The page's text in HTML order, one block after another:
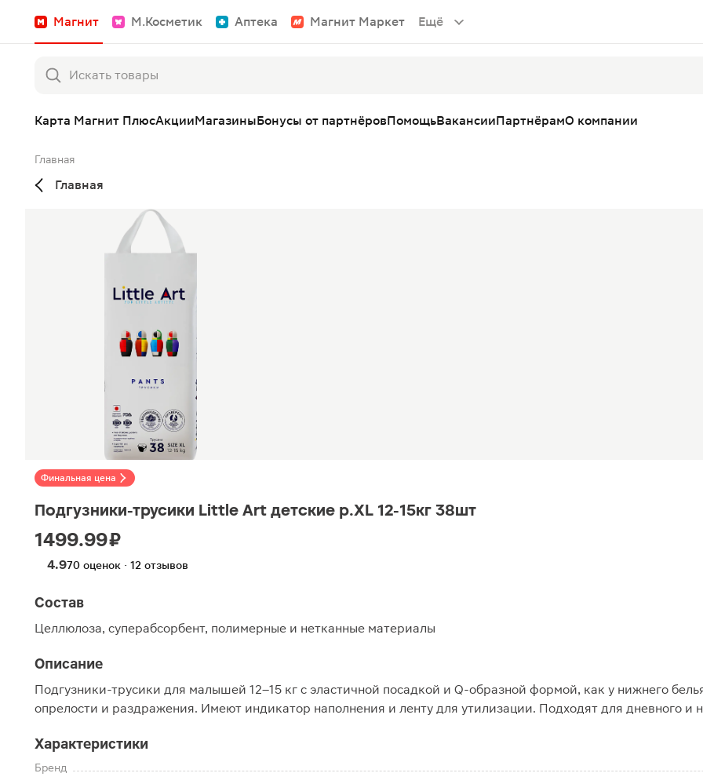
Магнит М.Косметик Аптека Магнит Маркет Ещё
Карта Магнит ПлюсАкцииМагазиныБонусы от партнёровПомощьВакансииПартнёрамО компании
Главная
Главная
Финальная цена
Подгузники-трусики Little Art детские р.XL 12-15кг 38шт
1499.99 ₽
4.970 оценок · 12 отзывов
Состав
Целлюлоза, суперабсорбент, полимерные и нетканные материалы
Описание
Подгузники-трусики для малышей 12–15 кг с эластичной посадкой и Q-образной формой, как у нижнего
опрелости и раздражения. Имеют индикатор наполнения и ленту для утилизации. Подходят для дневного и
Характеристики
Бренд